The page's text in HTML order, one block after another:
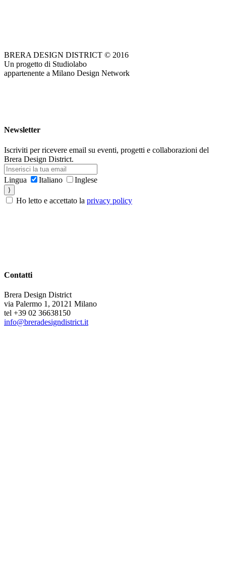
BRERA DESIGN DISTRICT © 2016
Un progetto di Studiolabo
appartenente a Milano Design Network
Newsletter
Iscriviti per ricevere email su eventi, progetti e collaborazioni del
Brera Design District.
Lingua Italiano Inglese
⟩
Ho letto e accettato la privacy policy
Contatti
Brera Design District
via Palermo 1, 20121 Milano
tel +39 02 36638150
info@breradesigndistrict.it